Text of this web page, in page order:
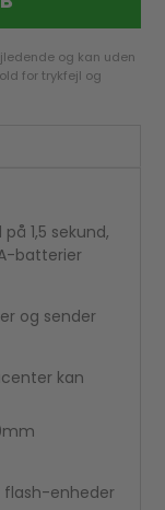
og kan uden
for trykfejl og
1,5 sekund,
batterier
og sender
kan
flash-enheder